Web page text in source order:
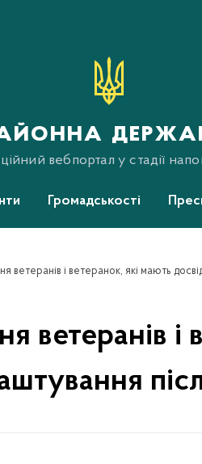
вебпортал у стадії
Громадськості
ветеранів і ветеранок, які мають
ветеранів і